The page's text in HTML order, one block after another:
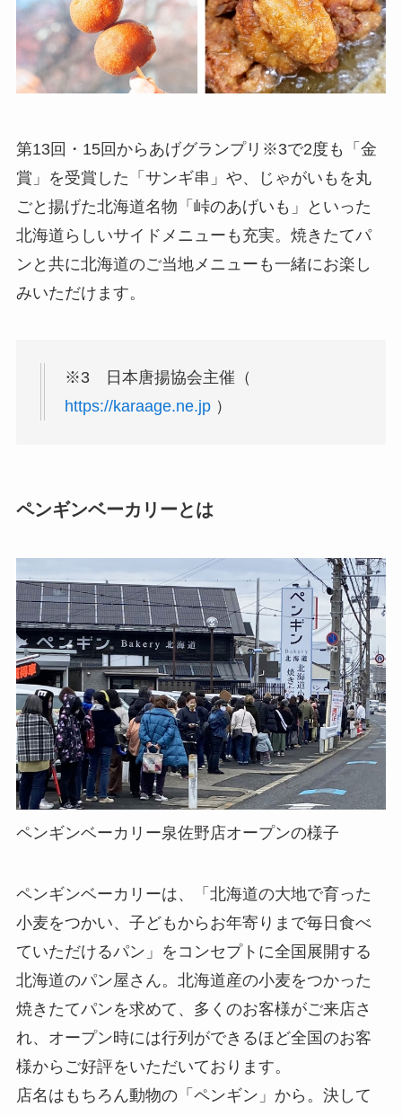
第13回・15回からあげグランプリ※3で2度も「金
賞」を受賞した「サンギ串」や、じゃがいもを丸
ごと揚げた北海道名物「峠のあげいも」といった
北海道らしいサイドメニューも充実。焼きたてパ
ンと共に北海道のご当地メニューも一緒にお楽し
みいただけます。
※3 日本唐揚協会主催（
https://karaage.ne.jp）
ペンギンベーカリーとは
ペンギンベーカリー泉佐野店オープンの様子
ペンギンベーカリーは、「北海道の大地で育った
小麦をつかい、子どもからお年寄りまで毎日食べ
ていただけるパン」をコンセプトに全国展開する
北海道のパン屋さん。北海道産の小麦をつかった
焼きたてパンを求めて、多くのお客様がご来店さ
れ、オープン時には行列ができるほど全国のお客
様からご好評をいただいております。
店名はもちろん動物の「ペンギン」から。決して